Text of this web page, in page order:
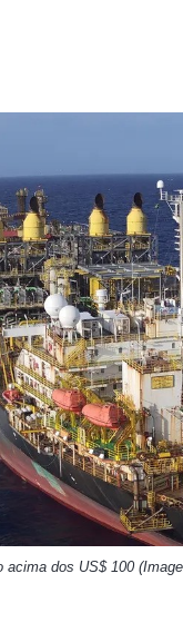
XINA11
Ver
dos US$ 100